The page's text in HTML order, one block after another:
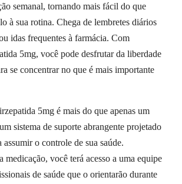
semanal, tornando mais fácil do que
à sua rotina. Chega de lembretes diários
idas frequentes à farmácia. Com
5mg, você pode desfrutar da liberdade
se concentrar no que é mais importante
5mg é mais do que apenas um
sistema de suporte abrangente projetado
assumir o controle de sua saúde.
medicação, você terá acesso a uma equipe
de saúde que o orientarão durante